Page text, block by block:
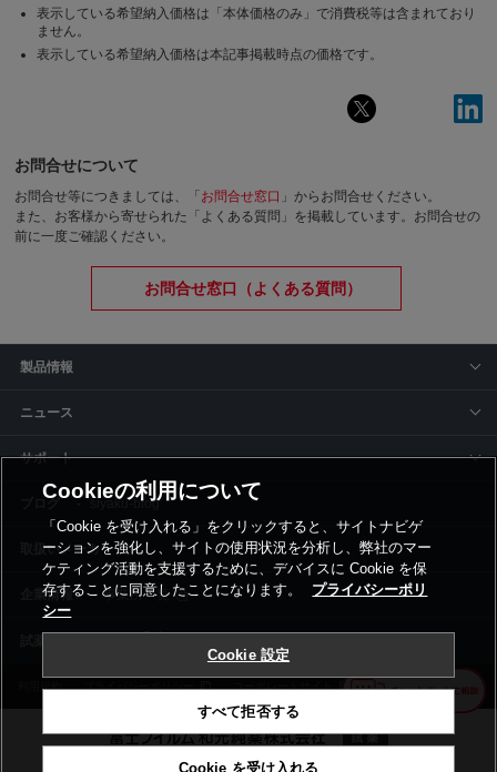
表示している希望納入価格は「本体価格のみ」で消費税等は含まれており
ません。
表示している希望納入価格は本記事掲載時点の価格です。
お問合せについて
お問合せ等につきましては、「 お問合せ窓口 」からお問合せください。
また、お客様から寄せられた「よくある質問」を掲載しています。お問合せの
前に一度ご確認ください。
お問合せ窓口（よくある質問）
製品情報
ニュース
サポート
siyaku-blog
取扱いメーカー
事業所一覧
利用規約 プライバシーポリシー コーポレートサイト Cookie設定
Cookieの利用について
「Cookie を受け入れる」をクリックすると、サイトナビゲ
ーションを強化し、サイトの使用状況を分析し、弊社のマー
ケティング活動を支援するために、デバイスに Cookie を保
存することに同意したことになります。
プライバシーポリ
シー
Cookie 設定
すべて拒否する
Cookie を受け入れる